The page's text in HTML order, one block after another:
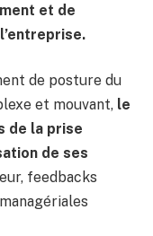
et de
de posture du
et mouvant, le
de la prise
de ses
feedbacks